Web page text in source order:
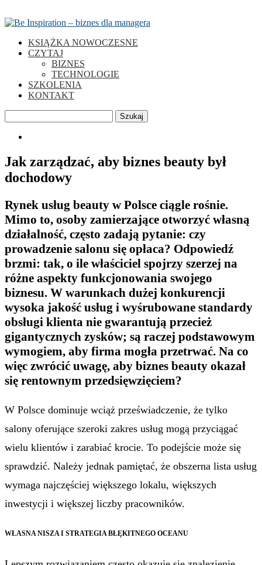
KSIĄŻKA NOWOCZESNE
CZYTAJ
BIZNES
TECHNOLOGIE
SZKOLENIA
KONTAKT
Szukaj
Jak zarządzać, aby biznes beauty był
dochodowy
Rynek usług beauty w Polsce ciągle rośnie.
Mimo to, osoby zamierzające otworzyć własną
działalność, często zadają pytanie: czy
prowadzenie salonu się opłaca? Odpowiedź
brzmi: tak, o ile właściciel spojrzy szerzej na
różne aspekty funkcjonowania swojego
biznesu. W warunkach dużej konkurencji
wysoka jakość usług i wyśrubowane standardy
obsługi klienta nie gwarantują przecież
gigantycznych zysków; są raczej podstawowym
wymogiem, aby firma mogła przetrwać. Na co
więc zwrócić uwagę, aby biznes beauty okazał
się rentownym przedsięwzięciem?
W Polsce dominuje wciąż przeświadczenie, że tylko
salony oferujące szeroki zakres usług mogą przyciągać
wielu klientów i zarabiać krocie. To podejście może się
sprawdzić. Należy jednak pamiętać, że obszerna lista usług
wymaga najczęściej większego lokalu, większych
inwestycji i większej liczby pracowników.
WŁASNA NISZA I STRATEGIA BŁĘKITNEGO OCEANU